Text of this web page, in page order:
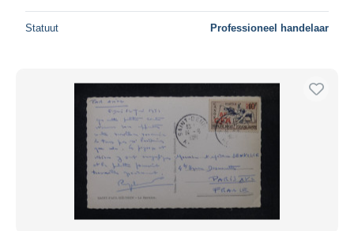
Statuut Professioneel handelaar